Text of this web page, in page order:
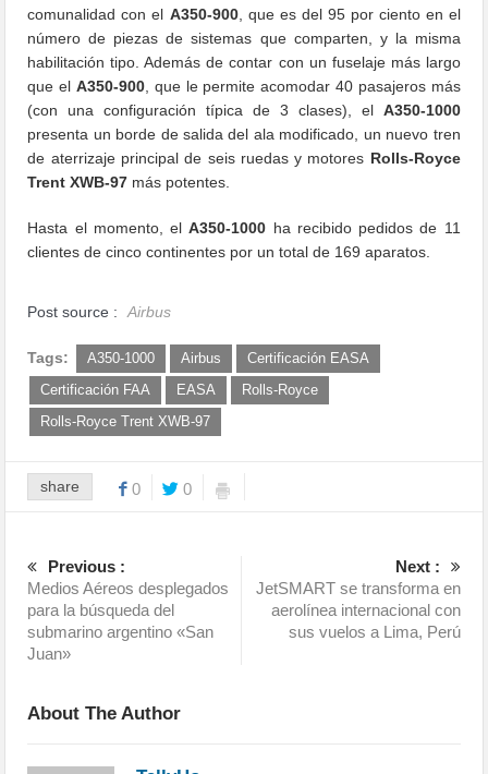
comunalidad con el A350-900, que es del 95 por ciento en el
número de piezas de sistemas que comparten, y la misma
habilitación tipo. Además de contar con un fuselaje más largo
que elA350-900 , que le permite acomodar 40 pasajeros más
(con una configuración típica de 3 clases), el A350-1000
presenta un borde de salida del ala modificado, un nuevo tren
de aterrizaje principal de seis ruedas y motores Rolls-Royce
Trent XWB-97 más potentes.
Hasta el momento, elA350-1000 ha recibido pedidos de 11
clientes de cinco continentes por un total de 169 aparatos.
Post source : Airbus
Tags: A350-1000 Airbus
Certificación EASA
Certificación FAA
EASA
Rolls-Royce
Rolls-Royce Trent XWB-97
share 0 0
Previous :
Medios Aéreos desplegados
para la búsqueda del
submarino argentino «San
Juan»
Next :
JetSMART se transforma en
aerolínea internacional con
sus vuelos a Lima, Perú
About The Author